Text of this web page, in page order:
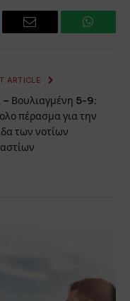
Email
ARTICLE
– Βουλιαγμένη 5-9:
πέρασμα για την
των νοτίων